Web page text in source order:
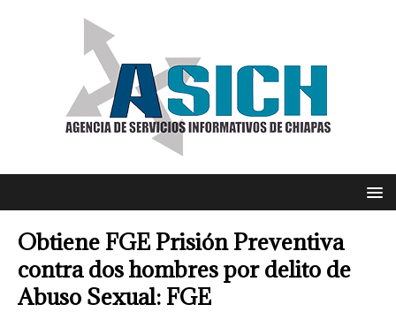
Obtiene FGE Prisión Preventiva
contra dos hombres por delito de
Abuso Sexual: FGE